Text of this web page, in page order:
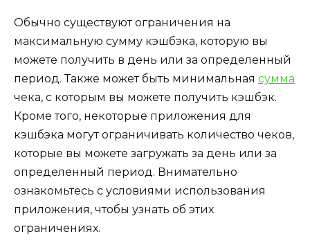
Обычно существуют ограничения на
максимальную сумму кэшбэка, которую вы
можете получить в день или за определенный
период. Также может быть минимальная сумма
чека, с которым вы можете получить кэшбэк.
Кроме того, некоторые приложения для
кэшбэка могут ограничивать количество чеков,
которые вы можете загружать за день или за
определенный период. Внимательно
ознакомьтесь с условиями использования
приложения, чтобы узнать об этих
ограничениях.